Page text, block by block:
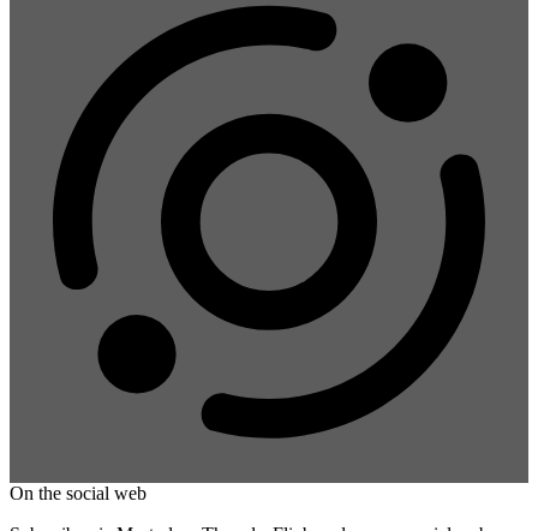
On the social web